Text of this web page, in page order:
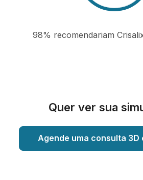
98% recomendariam
Quer ver sua
Agende uma consulta 3D